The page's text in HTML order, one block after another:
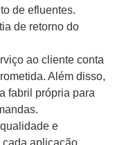
de efluentes.
de retorno do
ao cliente conta
Além disso,
fabril própria para
e
aplicação.